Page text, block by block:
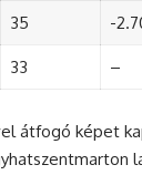
35 -
33 –
átfogó képet